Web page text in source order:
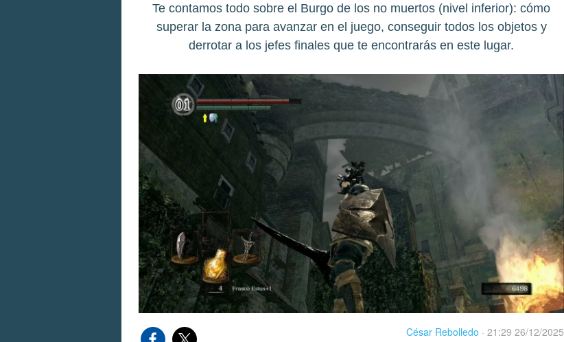
Te contamos todo sobre el Burgo de los no muertos (nivel inferior): cómo
superar la zona para avanzar en el juego, conseguir todos los objetos y
derrotar a los jefes finales que te encontrarás en este lugar.
César Rebolledo · 21:29 26/12/2025